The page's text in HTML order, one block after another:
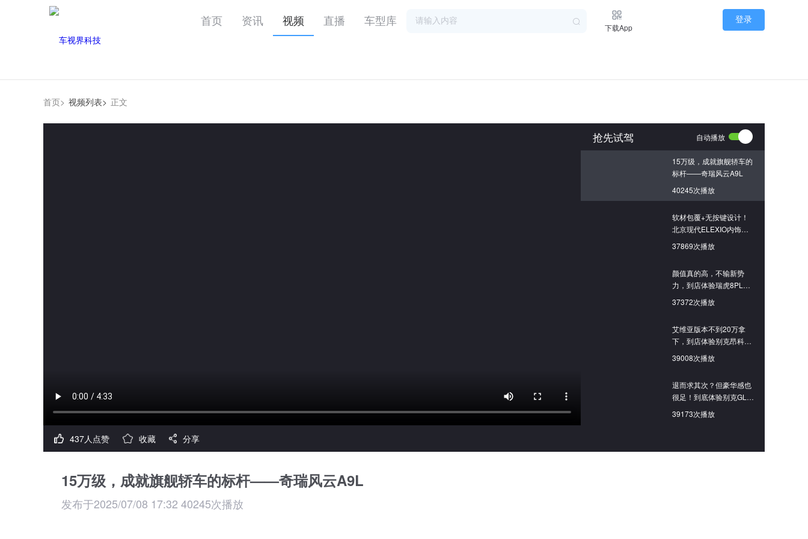
登录
首页 资讯 视频 直播 车型库 下载App
首页> 视频列表> 正文
437人点赞 收藏 分享
抢先试驾 自动播放
15万级，成就旗舰轿车的
标杆——奇瑞风云A9L
40245次播放
软材包覆+无按键设计！
北京现代ELEXIO内饰超
舒适，超细节
37869次播放
颜值真的高，不输新势
力，到店体验瑞虎8PLUS
37372次播放
艾维亚版本不到20万拿
下，到店体验别克昂科威
PLUS白金版
39008次播放
退而求其次？但豪华感也
很足！到底体验别克GL8
陆尚PHEV
39173次播放
15万级，成就旗舰轿车的标杆——奇瑞风云A9L
发布于2025/07/08 17:32 40245次播放